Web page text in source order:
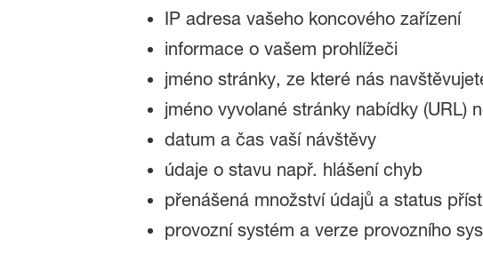
IP adresa vašeho koncového zařízení
informace o vašem prohlížeči
jméno stránky, ze které nás
jméno vyvolané stránky nabídky (URL)
datum a čas vaší návštěvy
údaje o stavu např. hlášení chyb
přenášená množství údajů a status
provozní systém a verze provozního